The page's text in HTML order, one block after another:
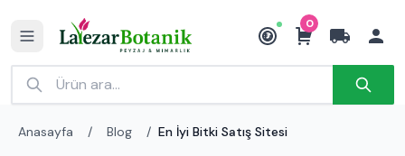
₺
0
Anasayfa / Blog / En İyi Bitki Satış Sitesi